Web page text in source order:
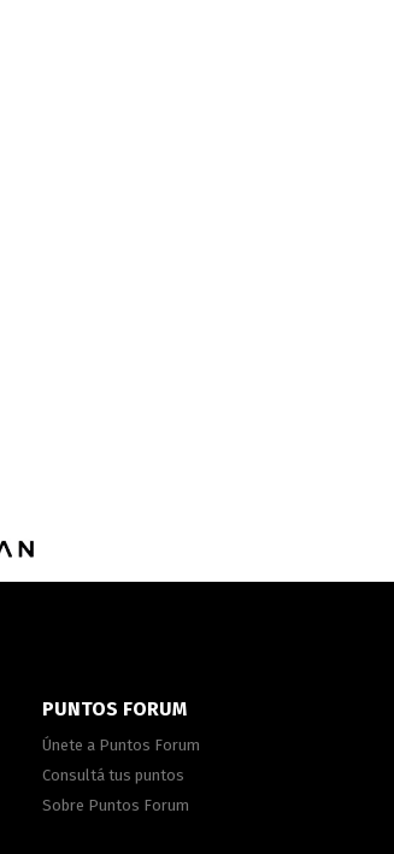
PUNTOS FORUM
Únete a Puntos Forum
Consultá tus puntos
Sobre Puntos Forum